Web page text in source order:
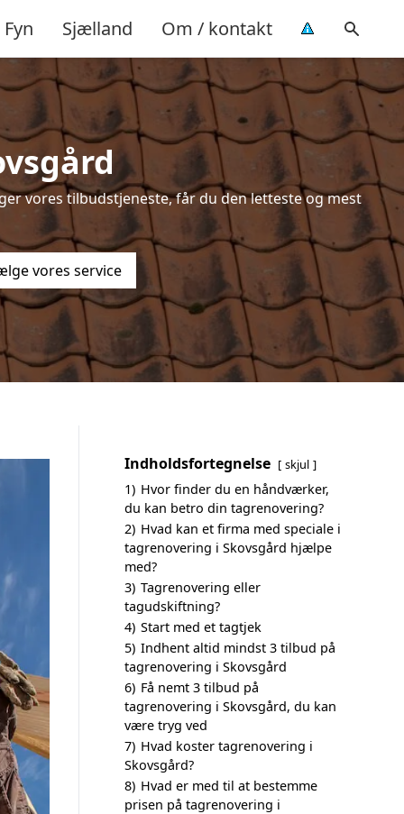
Fyn Sjælland Om / kontakt
vores tilbudstjeneste, får du den letteste og mest
vores service
Indholdsfortegnelse skjul
1) Hvor finder du en håndværker,
du kan betro din tagrenovering?
2) Hvad kan et firma med speciale i
tagrenovering i Skovsgård hjælpe
med?
3) Tagrenovering eller
tagudskiftning?
4) Start med et tagtjek
5) Indhent altid mindst 3 tilbud på
tagrenovering i Skovsgård
6) Få nemt 3 tilbud på
tagrenovering i Skovsgård, du kan
være tryg ved
7) Hvad koster tagrenovering i
Skovsgård?
8) Hvad er med til at bestemme
prisen på tagrenovering i